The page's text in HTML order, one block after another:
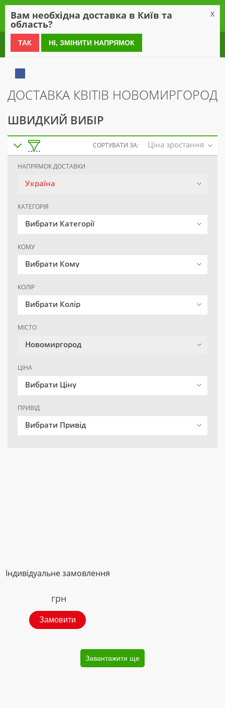
0 800 21 54 55
ДОСТАВКА КВІТІВ НОВОМИРГОРОД
ШВИДКИЙ ВИБІР
СОРТУВАТИ ЗА: Ціна зростання
НАПРЯМОК ДОСТАВКИ
Україна
КАТЕГОРІЯ
Вибрати Категорії
КОМУ
Вибрати Кому
КОЛІР
Вибрати Колір
МІСТО
Новомиргород
ЦІНА
Вибрати Ціну
ПРИВІД
Вибрати Привід
Індивідуальне замовлення
грн
Замовити
Завантажити ще
Вам необхідна доставка в Київ та
область?
X
ТАК НІ, ЗМІНИТИ НАПРЯМОК